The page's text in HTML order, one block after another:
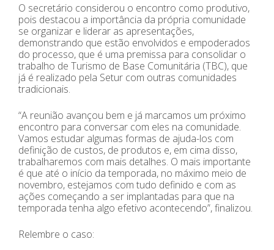
O secretário considerou o encontro como produtivo,
pois destacou a importância da própria comunidade
se organizar e liderar as apresentações,
demonstrando que estão envolvidos e empoderados
do processo, que é uma premissa para consolidar o
trabalho de Turismo de Base Comunitária (TBC), que
já é realizado pela Setur com outras comunidades
tradicionais.
“A reunião avançou bem e já marcamos um próximo
encontro para conversar com eles na comunidade.
Vamos estudar algumas formas de ajuda-los com
definição de custos, de produtos e, em cima disso,
trabalharemos com mais detalhes. O mais importante
é que até o início da temporada, no máximo meio de
novembro, estejamos com tudo definido e com as
ações começando a ser implantadas para que na
temporada tenha algo efetivo acontecendo”, finalizou.
Relembre o caso: